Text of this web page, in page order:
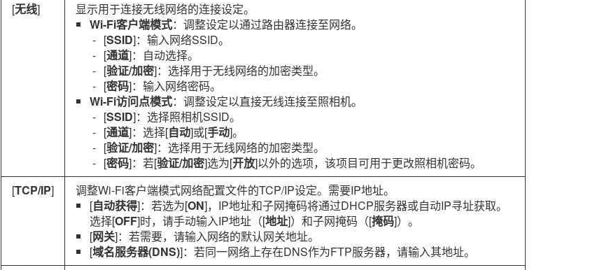
[无线]
显示用于连接无线网络的连接设定。
Wi-Fi客户端模式：调整设定以通过路由器连接至网络。
[SSID]：输入网络SSID。
[通道]：自动选择。
[验证/加密]：选择用于无线网络的加密类型。
[密码]：输入网络密码。
Wi-Fi访问点模式：调整设定以直接无线连接至照相机。
[SSID]：选择照相机SSID。
[通道]：选择[自动]或[手动]。
[验证/加密]：选择用于无线网络的加密类型。
[密码]：若[验证/加密]选为[开放]以外的选项，该项目可用于更改照相机密码。
[TCP/IP]
调整Wi-Fi客户端模式网络配置文件的TCP/IP设定。需要IP地址。
[自动获得]：若选为[ON]，IP地址和子网掩码将通过DHCP服务器或自动IP寻址获取。
选择[OFF]时，请手动输入IP地址（[地址]）和子网掩码（[掩码]）。
[网关]：若需要，请输入网络的默认网关地址。
[域名服务器(DNS)]：若同一网络上存在DNS作为FTP服务器，请输入其地址。